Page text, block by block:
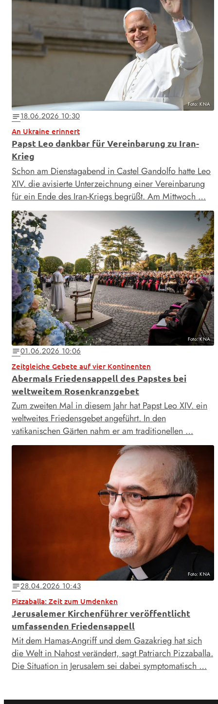
Foto: KNA
notes18.06.2026 10:30
An Ukraine erinnert
Papst Leo dankbar für Vereinbarung zu Iran-
Krieg
Schon am Dienstagabend in Castel Gandolfo hatte Leo
XIV. die avisierte Unterzeichnung einer Vereinbarung
für ein Ende des Iran-Kriegs begrüßt. Am Mittwoch …
Foto: KNA
notes01.06.2026 10:06
Zeitgleiche Gebete auf vier Kontinenten
Abermals Friedensappell des Papstes bei
weltweitem Rosenkranzgebet
Zum zweiten Mal in diesem Jahr hat Papst Leo XIV. ein
weltweites Friedensgebet angeführt. In den
vatikanischen Gärten nahm er am traditionellen …
Foto: KNA
notes28.04.2026 10:43
Pizzaballa: Zeit zum Umdenken
Jerusalemer Kirchenführer veröffentlicht
umfassenden Friedensappell
Mit dem Hamas-Angriff und dem Gazakrieg hat sich
die Welt in Nahost verändert, sagt Patriarch Pizzaballa.
Die Situation in Jerusalem sei dabei symptomatisch …